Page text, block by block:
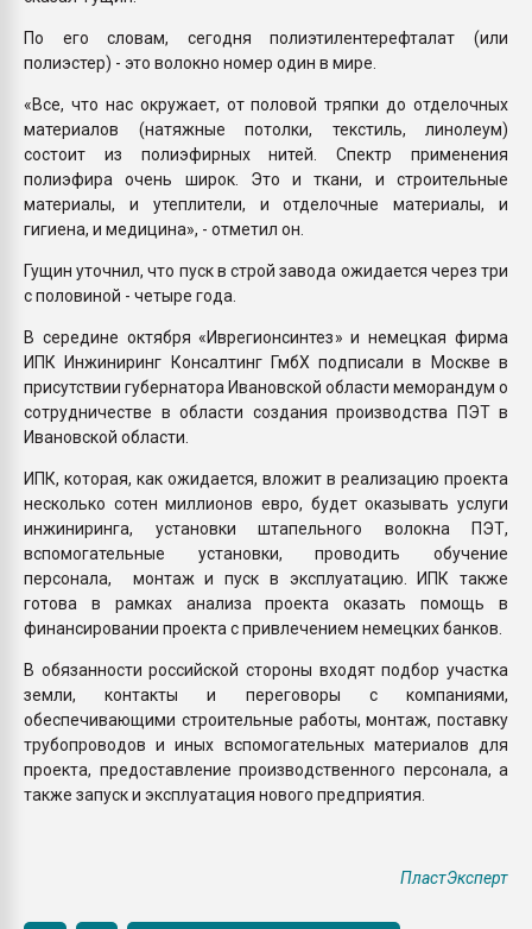
По его словам, сегодня полиэтилентерефталат (или
полиэстер) - это волокно номер один в мире.
«Все, что нас окружает, от половой тряпки до отделочных
материалов (натяжные потолки, текстиль, линолеум)
состоит из полиэфирных нитей. Спектр применения
полиэфира очень широк. Это и ткани, и строительные
материалы, и утеплители, и отделочные материалы, и
гигиена, и медицина», - отметил он.
Гущин уточнил, что пуск в строй завода ожидается через три
с половиной - четыре года.
В середине октября «Иврегионсинтез» и немецкая фирма
ИПК Инжиниринг Консалтинг ГмбХ подписали в Москве в
присутствии губернатора Ивановской области меморандум о
сотрудничестве в области создания производства ПЭТ в
Ивановской области.
ИПК, которая, как ожидается, вложит в реализацию проекта
несколько сотен миллионов евро, будет оказывать услуги
инжиниринга, установки штапельного волокна ПЭТ,
вспомогательные установки, проводить обучение
персонала, монтаж и пуск в эксплуатацию. ИПК также
готова в рамках анализа проекта оказать помощь в
финансировании проекта с привлечением немецких банков.
В обязанности российской стороны входят подбор участка
земли, контакты и переговоры с компаниями,
обеспечивающими строительные работы, монтаж, поставку
трубопроводов и иных вспомогательных материалов для
проекта, предоставление производственного персонала, а
также запуск и эксплуатация нового предприятия.
ПластЭксперт